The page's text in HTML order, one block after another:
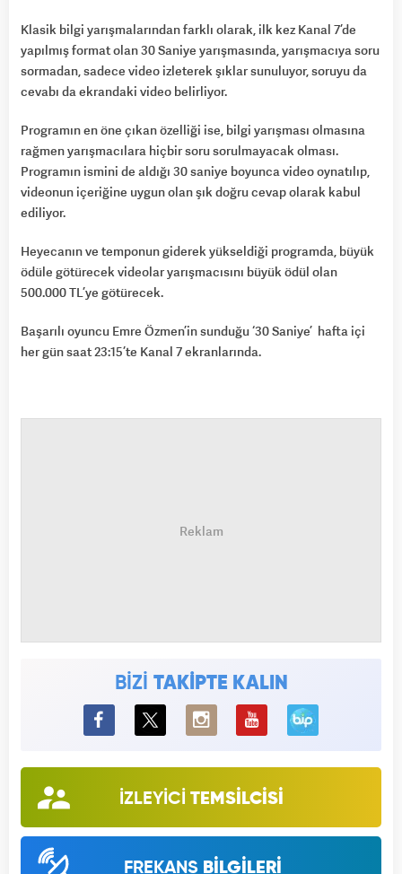
Klasik bilgi yarışmalarından farklı olarak, ilk kez Kanal 7’de
yapılmış format olan 30 Saniye yarışmasında, yarışmacıya soru
sormadan, sadece video izleterek şıklar sunuluyor, soruyu da
cevabı da ekrandaki video belirliyor.
Programın en öne çıkan özelliği ise, bilgi yarışması olmasına
rağmen yarışmacılara hiçbir soru sorulmayacak olması.
Programın ismini de aldığı 30 saniye boyunca video oynatılıp,
videonun içeriğine uygun olan şık doğru cevap olarak kabul
ediliyor.
Heyecanın ve temponun giderek yükseldiği programda, büyük
ödüle götürecek videolar yarışmacısını büyük ödül olan
500.000 TL’ye götürecek.
Başarılı oyuncu Emre Özmen’in sunduğu ‘30 Saniye’ hafta içi
her gün saat 23:15’te Kanal 7 ekranlarında.
BİZİ TAKİPTE KALIN
BiP
İZLEYİCİ TEMSİLCİSİ
FREKANS BİLGİLERİ